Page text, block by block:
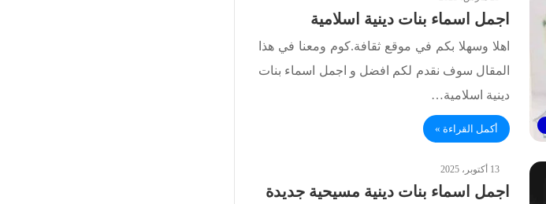
اجمل اسماء بنات دينية اسلامية
اهلا وسهلا بكم في موقع ثقافة.كوم ومعنا في هذا
المقال سوف نقدم لكم افضل و اجمل اسماء بنات
دينية اسلامية…
أكمل القراءة »
13 أكتوبر، 2025
اجمل اسماء بنات دينية مسيحية جديدة